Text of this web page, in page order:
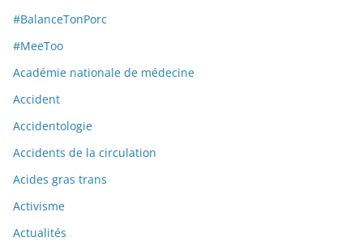
#BalanceTonPorc
#MeeToo
Académie nationale de médecine
Accident
Accidentologie
Accidents de la circulation
Acides gras trans
Activisme
Actualités